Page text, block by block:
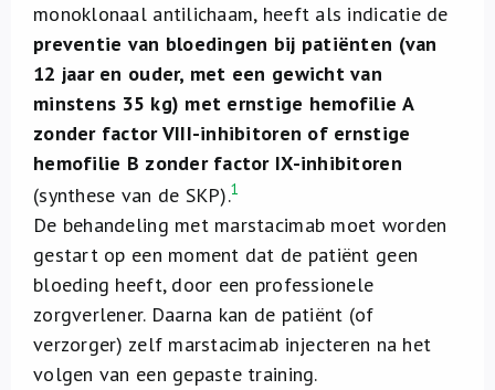
monoklonaal antilichaam, heeft als indicatie de
preventie van bloedingen bij patiënten (van
12 jaar en ouder, met een gewicht van
minstens 35 kg) met ernstige hemofilie A
zonder factor VIII-inhibitoren of ernstige
hemofilie B zonder factor IX-inhibitoren
(synthese van de SKP).1
De behandeling met marstacimab moet worden
gestart op een moment dat de patiënt geen
bloeding heeft, door een professionele
zorgverlener. Daarna kan de patiënt (of
verzorger) zelf marstacimab injecteren na het
volgen van een gepaste training.